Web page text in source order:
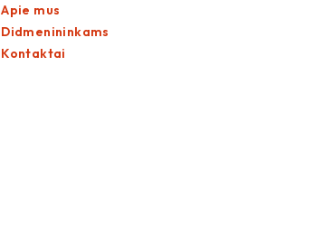
Apie mus
Didmenininkams
Kontaktai